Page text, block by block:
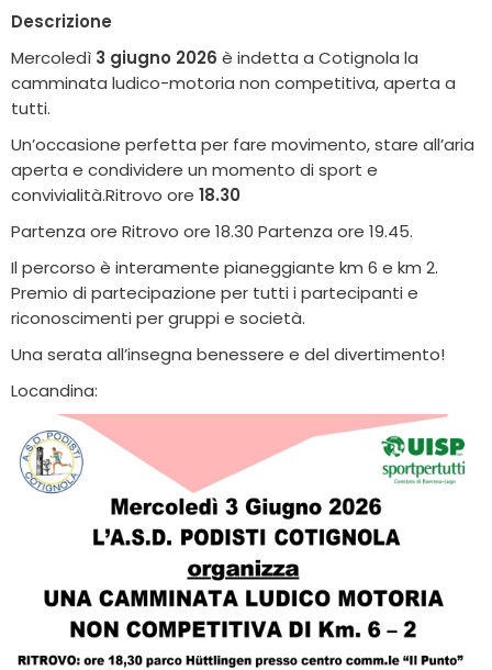
Descrizione
Mercoledì 3 giugno 2026 è indetta a Cotignola la
camminata ludico-motoria non competitiva, aperta a
tutti.
Un’occasione perfetta per fare movimento, stare all’aria
aperta e condividere un momento di sport e
convivialità.Ritrovo ore 18.30
Partenza ore Ritrovo ore 18.30 Partenza ore 19.45.
Il percorso è interamente pianeggiante km 6 e km 2.
Premio di partecipazione per tutti i partecipanti e
riconoscimenti per gruppi e società.
Una serata all’insegna benessere e del divertimento!
Locandina: